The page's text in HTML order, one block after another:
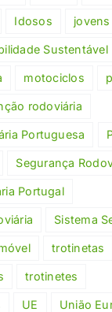
Idosos jovens
Sustentável
motociclos
rodoviária
Portuguesa
Segurança
Portugal
Sistema
trotinetas
trotinetes
UE União